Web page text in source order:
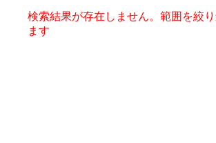
検索結果が存在しません。範囲を絞
ます